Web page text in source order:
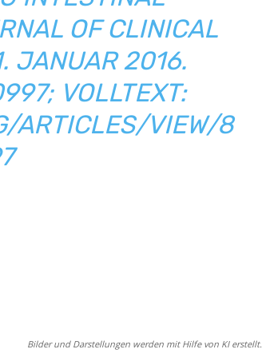
OF CLINICAL
JANUAR 2016.
; VOLLTEXT:
ARTICLES/VIEW/8
Bilder und Darstellungen werden mit Hilfe von KI erstellt.